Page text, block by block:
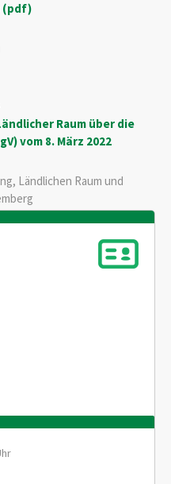
(pdf)
Raum über die
vom 8. März 2022
Ländlichen Raum und